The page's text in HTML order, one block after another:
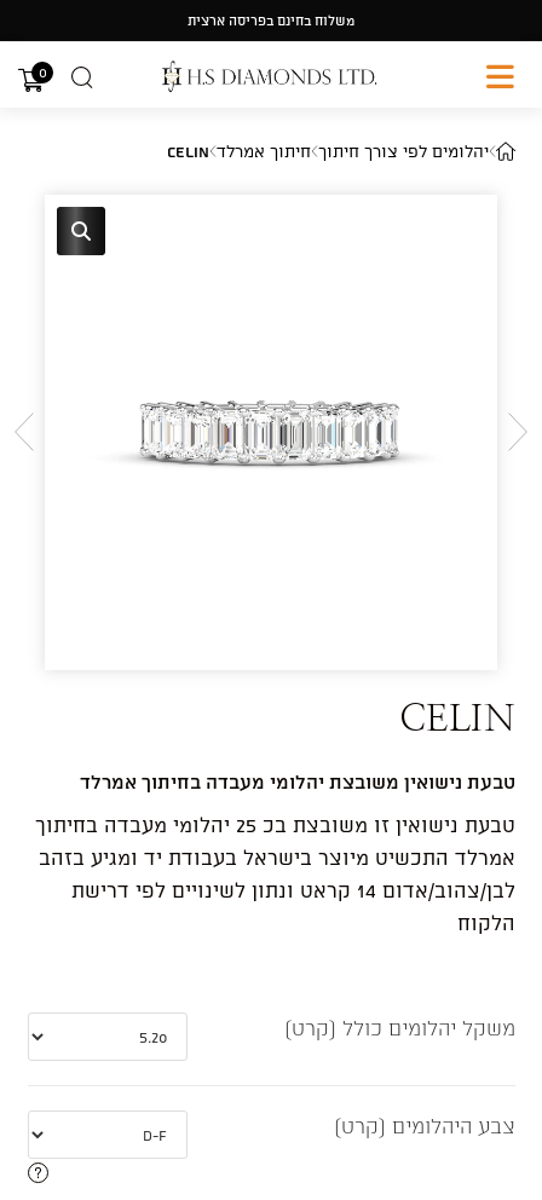
content
משלוח בחינם בפריסה ארצית
0
יהלומים לפי צורך חיתוך חיתוך אמרלד CELIN
CELIN
טבעת נישואין משובצת יהלומי מעבדה בחיתוך אמרלד
טבעת נישואין זו משובצת בכ 25 יהלומי מעבדה בחיתוך
אמרלד התכשיט מיוצר בישראל בעבודת יד ומגיע בזהב
לבן/צהוב/אדום 14 קראט ונתון לשינויים לפי דרישת
הלקוח
משקל יהלומים כולל (קרט)
צבע היהלומים (קרט)